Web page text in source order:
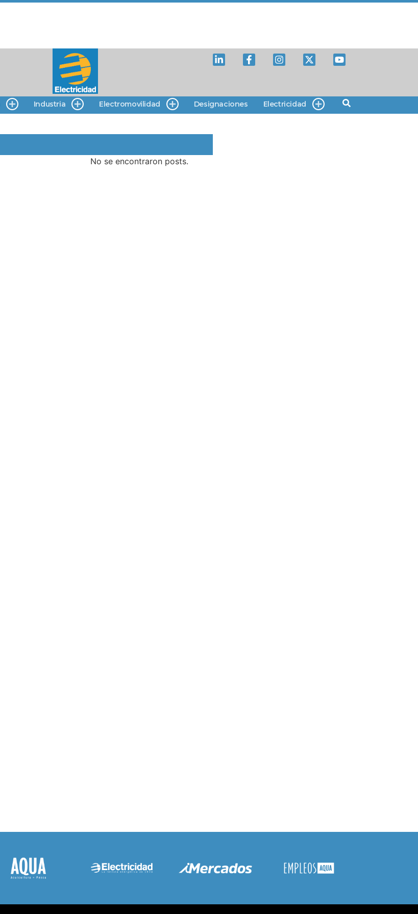
Industria Electromovilidad Designaciones Electricidad
No se encontraron posts.